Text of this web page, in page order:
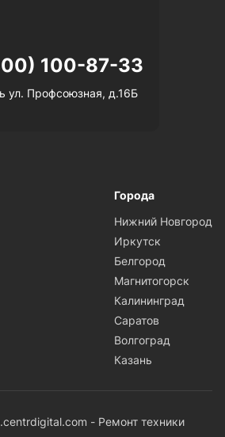
100-87-33
ул. Профсоюзная, д.16Б
Города
Нижний Новгород
Иркутск
Белгород
Магнитогорск
Калининград
Саратов
Волгоград
Казань
- Ремонт техники